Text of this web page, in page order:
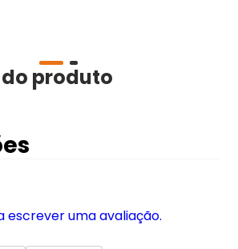
produto
escrever uma avaliação.